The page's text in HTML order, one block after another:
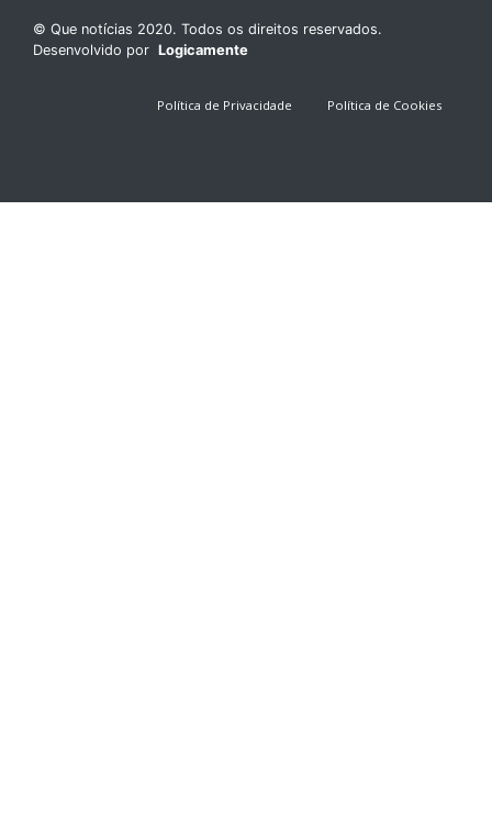
© Que notícias 2020. Todos os direitos reservados.
Desenvolvido por Logicamente
Política de Privacidade Política de Cookies